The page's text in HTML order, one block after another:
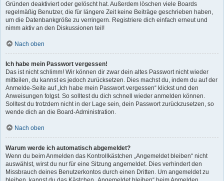
Gründen deaktiviert oder gelöscht hat. Außerdem löschen viele Boards
regelmäßig Benutzer, die für längere Zeit keine Beiträge geschrieben haben,
um die Datenbankgröße zu verringern. Registriere dich einfach erneut und
nimm aktiv an den Diskussionen teil!
Nach oben
Ich habe mein Passwort vergessen!
Das ist nicht schlimm! Wir können dir zwar dein altes Passwort nicht wieder
mitteilen, du kannst es jedoch zurücksetzen. Dies machst du, indem du auf der
Anmelde-Seite auf „Ich habe mein Passwort vergessen“ klickst und den
Anweisungen folgst. So solltest du dich schnell wieder anmelden können.
Solltest du trotzdem nicht in der Lage sein, dein Passwort zurückzusetzen, so
wende dich an die Board-Administration.
Nach oben
Warum werde ich automatisch abgemeldet?
Wenn du beim Anmelden das Kontrollkästchen „Angemeldet bleiben“ nicht
auswählst, wirst du nur für eine Sitzung angemeldet. Dies verhindert den
Missbrauch deines Benutzerkontos durch einen Dritten. Um angemeldet zu